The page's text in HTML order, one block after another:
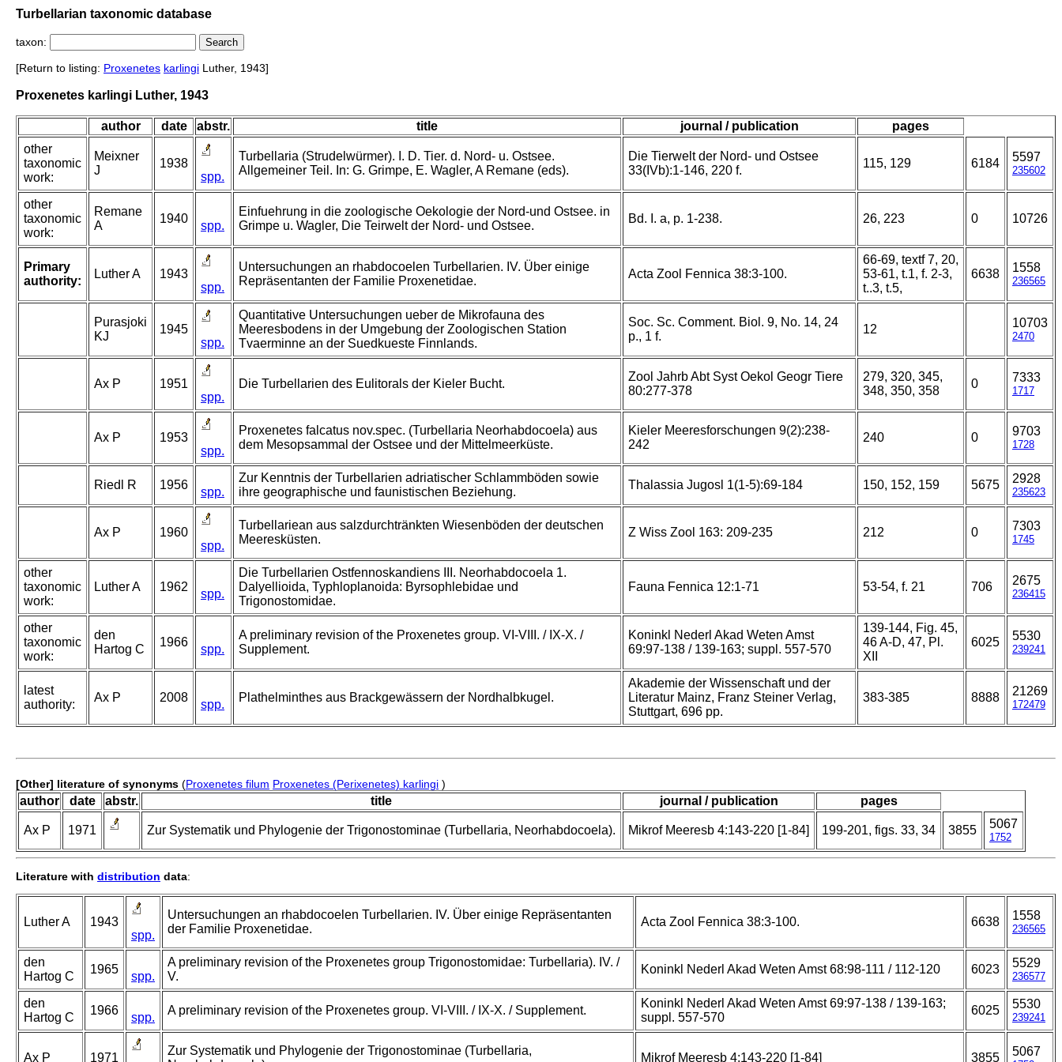
Turbellarian taxonomic database
taxon:
[Return to listing: Proxenetes karlingi Luther, 1943]
Proxenetes karlingi Luther, 1943
author date abstr. title journal / publication
pages
other
taxonomic
work:
Meixner
J
1938
spp.
Turbellaria (Strudelwürmer). I. D. Tier. d. Nord- u. Ostsee.
Allgemeiner Teil. In: G. Grimpe, E. Wagler, A Remane (eds).
Die Tierwelt der Nord- und Ostsee
33(IVb):1-146, 220 f.
115, 129 6184 5597
235602
other
taxonomic
work:
Remane
A
1940
spp.
Einfuehrung in die zoologische Oekologie der Nord-und Ostsee. in
Grimpe u. Wagler, Die Teirwelt der Nord- und Ostsee.
Bd. I. a, p. 1-238. 26, 223 0 10726
Primary
authority:
Luther A
1943
spp.
Untersuchungen an rhabdocoelen Turbellarien. IV. Über einige
Repräsentanten der Familie Proxenetidae.
Acta Zool Fennica 38:3-100.
66-69, textf 7, 20,
53-61, t.1, f. 2-3,
t..3, t.5,
6638 1558
236565
Purasjoki
KJ
1945
spp.
Quantitative Untersuchungen ueber de Mikrofauna des
Meeresbodens in der Umgebung der Zoologischen Station
Tvaerminne an der Suedkueste Finnlands.
Soc. Sc. Comment. Biol. 9, No. 14, 24
p., 1 f.
12 10703
2470
Ax P
1951
spp.
Die Turbellarien des Eulitorals der Kieler Bucht.
Zool Jahrb Abt Syst Oekol Geogr Tiere
80:277-378
279, 320, 345,
348, 350, 358
0 7333
1717
Ax P
1953
spp.
Proxenetes falcatus nov.spec. (Turbellaria Neorhabdocoela) aus
dem Mesopsammal der Ostsee und der Mittelmeerküste.
Kieler Meeresforschungen 9(2):238-
242
240 0 9703
1728
Riedl R 1956
spp.
Zur Kenntnis der Turbellarien adriatischer Schlammböden sowie
ihre geographische und faunistischen Beziehung.
Thalassia Jugosl 1(1-5):69-184 150, 152, 159 5675 2928
235623
Ax P
1960
spp.
Turbellariean aus salzdurchtränkten Wiesenböden der deutschen
Meeresküsten.
Z Wiss Zool 163: 209-235 212 0 7303
1745
other
taxonomic
work:
Luther A 1962
spp.
Die Turbellarien Ostfennoskandiens III. Neorhabdocoela 1.
Dalyellioida, Typhloplanoida: Byrsophlebidae und
Trigonostomidae.
Fauna Fennica 12:1-71 53-54, f. 21 706 2675
236415
other
taxonomic
work:
den
Hartog C
1966
spp.
A preliminary revision of the Proxenetes group. VI-VIII. / IX-X. /
Supplement.
Koninkl Nederl Akad Weten Amst
69:97-138 / 139-163; suppl. 557-570
139-144, Fig. 45,
46 A-D, 47, Pl.
XII
6025 5530
239241
latest
authority:
Ax P 2008
spp.
Plathelminthes aus Brackgewässern der Nordhalbkugel.
Akademie der Wissenschaft und der
Literatur Mainz, Franz Steiner Verlag,
Stuttgart, 696 pp.
383-385 8888 21269
172479
[Other] literature of synonyms (Proxenetes filum Proxenetes (Perixenetes) karlingi )
author date abstr. title journal / publication pages
Ax P 1971 Zur Systematik und Phylogenie der Trigonostominae (Turbellaria, Neorhabdocoela). Mikrof Meeresb 4:143-220 [1-84] 199-201, figs. 33, 34 3855 5067
1752
Literature with distribution data:
Luther A
1943
spp.
Untersuchungen an rhabdocoelen Turbellarien. IV. Über einige Repräsentanten
der Familie Proxenetidae.
Acta Zool Fennica 38:3-100. 6638 1558
236565
den
Hartog C
1965
spp.
A preliminary revision of the Proxenetes group Trigonostomidae: Turbellaria). IV. /
V.
Koninkl Nederl Akad Weten Amst 68:98-111 / 112-120 6023 5529
236577
den
Hartog C
1966
spp.
A preliminary revision of the Proxenetes group. VI-VIII. / IX-X. / Supplement.
Koninkl Nederl Akad Weten Amst 69:97-138 / 139-163;
suppl. 557-570
6025 5530
239241
Ax P 1971
Zur Systematik und Phylogenie der Trigonostominae (Turbellaria,
Mikrof Meeresb 4:143-220 [1-84] 3855 5067